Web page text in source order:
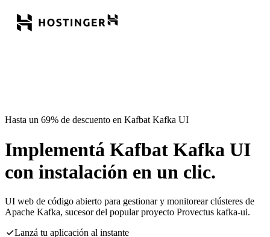
Hasta un 69% de descuento en Kafbat Kafka UI
Implementá Kafbat Kafka UI
con instalación en un clic.
UI web de código abierto para gestionar y monitorear clústeres de
Apache Kafka, sucesor del popular proyecto Provectus kafka-ui.
Lanzá tu aplicación al instante